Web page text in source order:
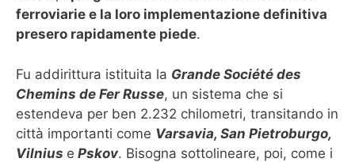
ferroviarie e la loro implementazione definitiva
presero rapidamente piede.
Fu addirittura istituita la Grande Société des
Chemins de Fer Russe, un sistema che si
estendeva per ben 2.232 chilometri, transitando in
città importanti come Varsavia, San Pietroburgo,
Vilnius e Pskov. Bisogna sottolineare, poi, come i